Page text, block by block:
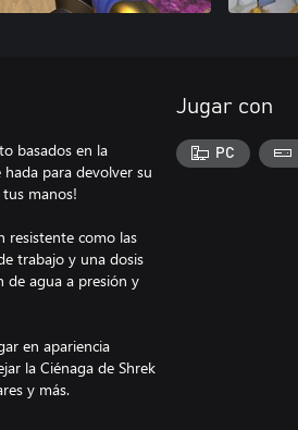
basados en la
para devolver su
manos!
resistente como las
trabajo y una dosis
de agua a presión y
en apariencia
la Ciénaga de Shrek
y más.
Jugar con
PC